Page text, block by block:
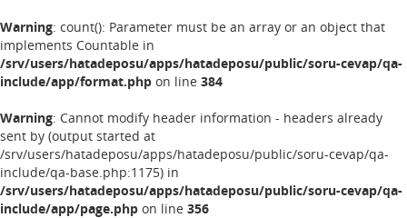
Warning: count(): Parameter must be an array or an object that
implements Countable in
/srv/users/hatadeposu/apps/hatadeposu/public/soru-cevap/qa-
include/app/format.php on line 384
Warning: Cannot modify header information - headers already
sent by (output started at
/srv/users/hatadeposu/apps/hatadeposu/public/soru-cevap/qa-
include/qa-base.php:1175) in
/srv/users/hatadeposu/apps/hatadeposu/public/soru-cevap/qa-
include/app/page.php on line 356